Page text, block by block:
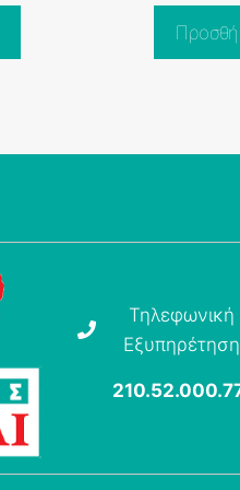
Τηλεφωνική
Εξυπηρέτηση